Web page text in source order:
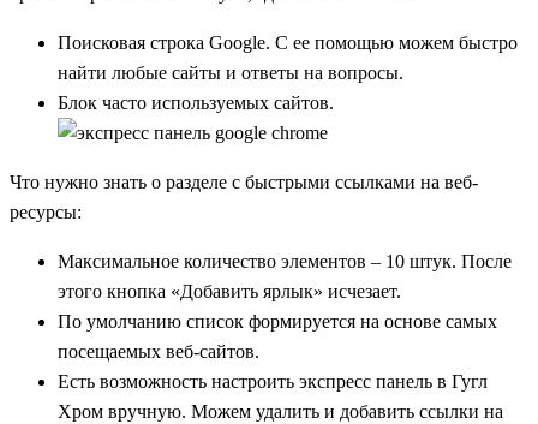
Поисковая строка Google. С ее помощью можем быстро
найти любые сайты и ответы на вопросы.
Блок часто используемых сайтов.
Что нужно знать о разделе с быстрыми ссылками на веб-
ресурсы:
Максимальное количество элементов – 10 штук. После
этого кнопка «Добавить ярлык» исчезает.
По умолчанию список формируется на основе самых
посещаемых веб-сайтов.
Есть возможность настроить экспресс панель в Гугл
Хром вручную. Можем удалить и добавить ссылки на